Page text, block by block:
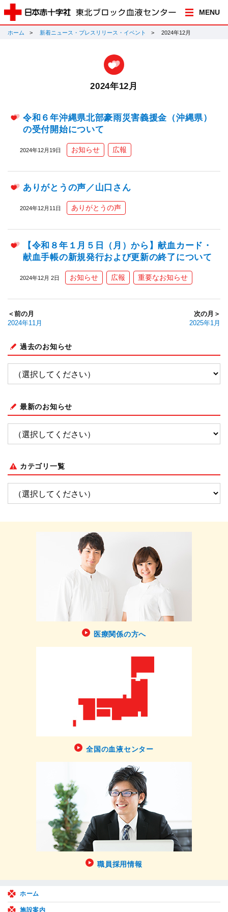
MENU
ホーム 新着ニュース・プレスリリース・イベント 2024年12月
2024年12月
令和６年沖縄県北部豪雨災害義援金（沖縄県）
の受付開始について
2024年12月19日 お知らせ 広報
ありがとうの声／山口さん
2024年12月11日 ありがとうの声
【令和８年１月５日（月）から】献血カード・
献血手帳の新規発行および更新の終了について
2024年12月 2日 お知らせ 広報 重要なお知らせ
＜前の月
2024年11月
次の月＞
2025年1月
過去のお知らせ
最新のお知らせ
カテゴリ一覧
医療関係の方へ
全国の血液センター
職員採用情報
ホーム
施設案内